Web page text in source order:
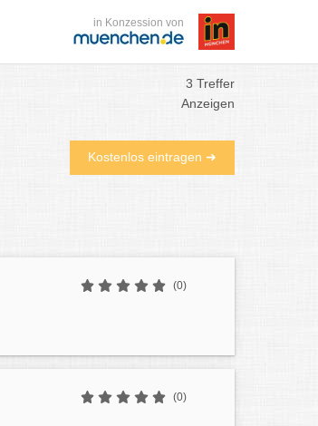
in Konzession von
3 Treffer
Anzeigen
Kostenlos eintragen ➜
(0)
(0)